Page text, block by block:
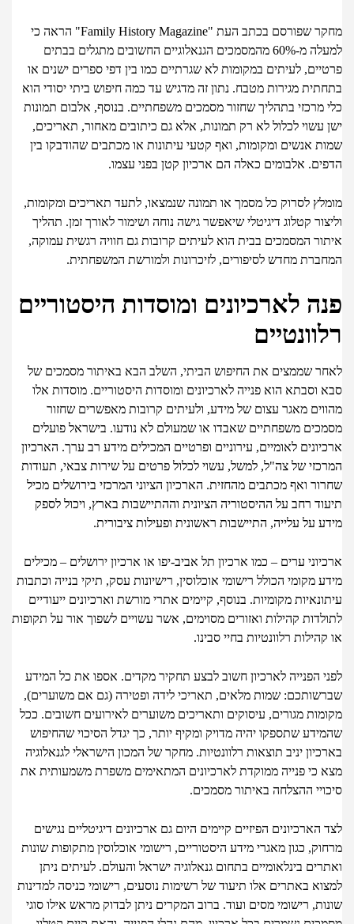
מחקר שפורסם בכתב העת "Family History Magazine" הראה כי
למעלה מ-60% מהמסמכים הגנאלוגיים החשובים מתגלים בבתים
לעיתים במקומות לא שגרתיים כמו בין דפי ספרים ישנים או
מגירות מטבח. נתון זה מדגיש עד כמה חיפוש ביתי יסודי הוא
מרכזי בתהליך שחזור מסמכים משפחתיים. בנוסף, אלבום תמונות
עשוי לכלול לא רק תמונות, אלא גם כיתובים מאחור, תאריכים,
אנשים ומקומות, ואף קטעי עיתונות או מכתבים שהודבקו בין
אלבומים כאלה הם ארכיון קטן בפני עצמו.
לסרוק כל מסמך או תמונה שנמצאו, לתעד תאריכים ומקומות,
קטלוג דיגיטלי שיאפשר גישה נוחה ושימור לאורך זמן. תהליך
המסמכים בבית הוא לעיתים קרובות גם חוויה רגשית עמוקה,
מחדש לסיפורים, לזיכרונות ולמורשת המשפחתית.
לארכיונים ומוסדות היסטוריים
שממצים את החיפוש הביתי, השלב הבא באיתור מסמכים של
וסבתא הוא פנייה לארכיונים ומוסדות היסטוריים. מוסדות אלו
מאגר עצום של מידע, ולעיתים קרובות מאפשרים שחזור
משפחתיים שאבדו או שמעולם לא נודעו. בישראל פועלים
לאומיים, עירוניים ופרטיים המכילים מידע רב ערך. הארכיון
של צה"ל, למשל, עשוי לכלול פרטים על שירות צבאי, תעודות
ואף מכתבים מהחזית. הארכיון הציוני המרכזי בירושלים מכיל
רחב על ההיסטוריה הציונית וההתיישבות בארץ, ויכול לספק
על עלייה, התיישבות ראשונית ופעילות ציבורית.
ערים – כמו ארכיון תל אביב-יפו או ארכיון ירושלים – מכילים
מקומי הכולל רישומי אוכלוסין, רישיונות עסק, תיקי בנייה וכתבות
מקומיות. בנוסף, קיימים אתרי מורשת וארכיונים ייעודיים
קהילות ואזורים מסוימים, אשר עשויים לשפוך אור על תקופות
רלוונטיות בחיי סבינו.
הפנייה לארכיון חשוב לבצע תחקיר מקדים. אספו את כל המידע
שמות מלאים, תאריכי לידה ופטירה (גם אם משוערים),
מגורים, עיסוקים ותאריכים משוערים לאירועים חשובים. ככל
שתספקו יהיה מדויק ומקיף יותר, כך יגדל הסיכוי שהחיפוש
יניב תוצאות רלוונטיות. מחקר של המכון הישראלי לגנאלוגיה
כי פנייה ממוקדת לארכיונים המתאימים משפרת משמעותית את
ההצלחה באיתור מסמכים.
הארכיונים הפיזיים קיימים היום גם ארכיונים דיגיטליים נגישים
כגון מאגרי מידע היסטוריים, רישומי אוכלוסין מתקופות שונות
בינלאומיים בתחום גנאלוגיה ישראל והעולם. לעיתים ניתן
באתרים אלו תיעוד של רשימות נוסעים, רישומי כניסה למדינות
רישומי מסים ועוד. ברוב המקרים ניתן לבדוק מראש אילו סוגי